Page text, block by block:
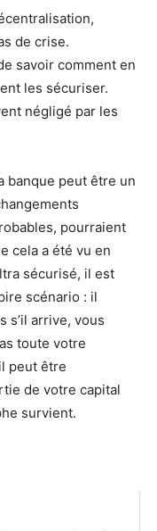
de crise.
savoir comment en
les sécuriser.
négligé par les
banque peut être un
pourraient
cela a été vu en
sécurisé, il est
scénario : il
s’il arrive, vous
toute votre
peut être
de votre capital
survient.